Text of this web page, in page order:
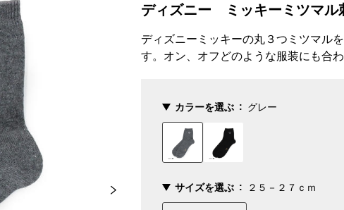
ディズニー ミッキーミツマ
ディズニーミッキーの丸３つミツマル
す。オン、オフどのような服装にも合
カラーを選ぶ グレー
サイズを選ぶ ２５－２７ｃｍ